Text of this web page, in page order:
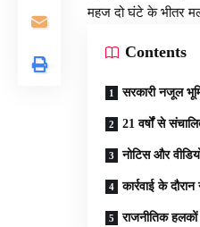
महज दो घंटे के भीतर
Contents
सरकारी नजूल
21 वर्षों से
नोटिस और
कार्रवाई के
राजनीतिक